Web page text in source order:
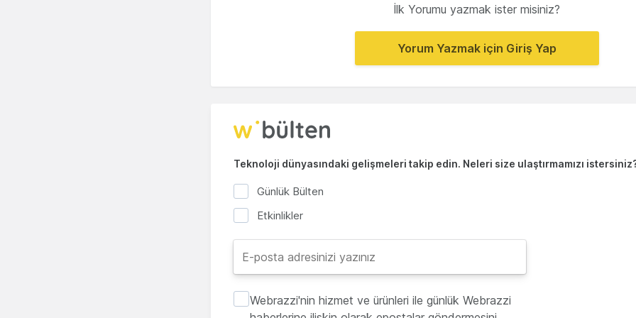
İlk Yorumu yazmak ister misiniz?
Yorum Yazmak için Giriş Yap
Teknoloji dünyasındaki gelişmeleri takip edin. Neleri size ulaştırmamızı
Günlük Bülten
Etkinlikler
Webrazzi'nin hizmet ve ürünleri ile günlük Webrazzi